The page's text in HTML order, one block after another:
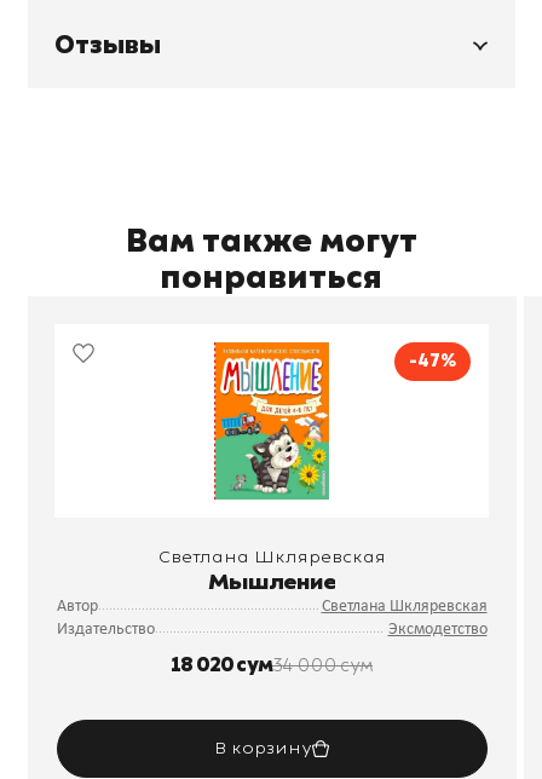
Отзывы
Вам также могут
понравиться
-47%
Светлана Шкляревская
Мышление
Автор
Светлана Шкляревская
Издательство
Эксмодетство
18 020 сум34 000 сум
В корзину